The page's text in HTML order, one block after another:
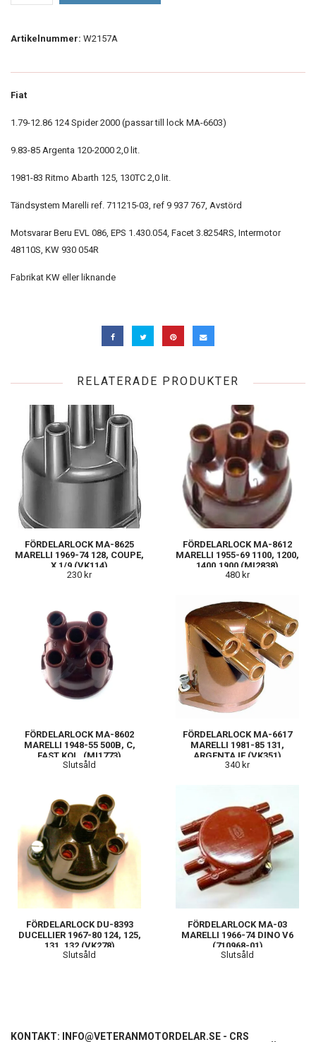
Artikelnummer: W2157A
Fiat
1.79-12.86 124 Spider 2000 (passar till lock MA-6603)
9.83-85 Argenta 120-2000 2,0 lit.
1981-83 Ritmo Abarth 125, 130TC 2,0 lit.
Tändsystem Marelli ref. 711215-03, ref 9 937 767, Avstörd
Motsvarar Beru EVL 086, EPS 1.430.054, Facet 3.8254RS, Intermotor
48110S, KW 930 054R
Fabrikat KW eller liknande
RELATERADE PRODUKTER
FÖRDELARLOCK MA-8625
MARELLI 1969-74 128, COUPE,
X 1/9 (VK114)
230 kr
FÖRDELARLOCK MA-8612
MARELLI 1955-69 1100, 1200,
1400,1900 (MI2838)
480 kr
FÖRDELARLOCK MA-8602
MARELLI 1948-55 500B, C,
FAST KOL. (MI1773)
Slutsåld
FÖRDELARLOCK MA-6617
MARELLI 1981-85 131,
ARGENTA IE (VK351)
340 kr
FÖRDELARLOCK DU-8393
DUCELLIER 1967-80 124, 125,
131, 132 (VK278)
Slutsåld
FÖRDELARLOCK MA-03
MARELLI 1966-74 DINO V6
(710968-01)
Slutsåld
KONTAKT: INFO@VETERANMOTORDELAR.SE - CRS